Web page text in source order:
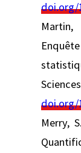
doi.org/
doi.org/
Merry,